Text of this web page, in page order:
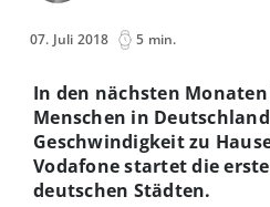
07. Juli 2018 5 min.
In den nächsten
Menschen in
Geschwindigkeit zu
Vodafone startet die
deutschen Städten.